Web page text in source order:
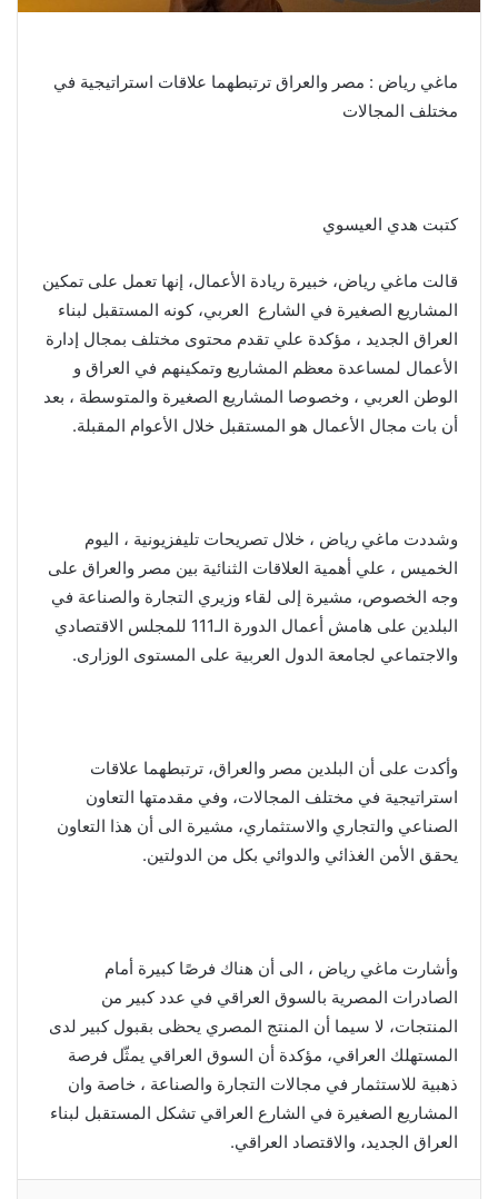
ماغي رياض : مصر والعراق ترتبطهما علاقات استراتيجية في
مختلف المجالات
كتبت هدي العيسوي
قالت ماغي رياض، خبيرة ريادة الأعمال، إنها تعمل على تمكين
المشاريع الصغيرة في الشارع العربي، كونه المستقبل لبناء
العراق الجديد ، مؤكدة علي تقدم محتوى مختلف بمجال إدارة
الأعمال لمساعدة معظم المشاريع وتمكينهم في العراق و
الوطن العربي ، وخصوصا المشاريع الصغيرة والمتوسطة ، بعد
أن بات مجال الأعمال هو المستقبل خلال الأعوام المقبلة.
وشددت ماغي رياض ، خلال تصريحات تليفزيونية ، اليوم
الخميس ، علي أهمية العلاقات الثنائية بين مصر والعراق على
وجه الخصوص، مشيرة إلى لقاء وزيري التجارة والصناعة في
البلدين على هامش أعمال الدورة الـ111 للمجلس الاقتصادي
والاجتماعي لجامعة الدول العربية على المستوى الوزارى.
وأكدت على أن البلدين مصر والعراق، ترتبطهما علاقات
استراتيجية في مختلف المجالات، وفي مقدمتها التعاون
الصناعي والتجاري والاستثماري، مشيرة الى أن هذا التعاون
يحقق الأمن الغذائي والدوائي بكل من الدولتين.
وأشارت ماغي رياض ، الى أن هناك فرصًا كبيرة أمام
الصادرات المصرية بالسوق العراقي في عدد كبير من
المنتجات، لا سيما أن المنتج المصري يحظى بقبول كبير لدى
المستهلك العراقي، مؤكدة أن السوق العراقي يمثّل فرصة
ذهبية للاستثمار في مجالات التجارة والصناعة ، خاصة وان
المشاريع الصغيرة في الشارع العراقي تشكل المستقبل لبناء
العراق الجديد، والاقتصاد العراقي.